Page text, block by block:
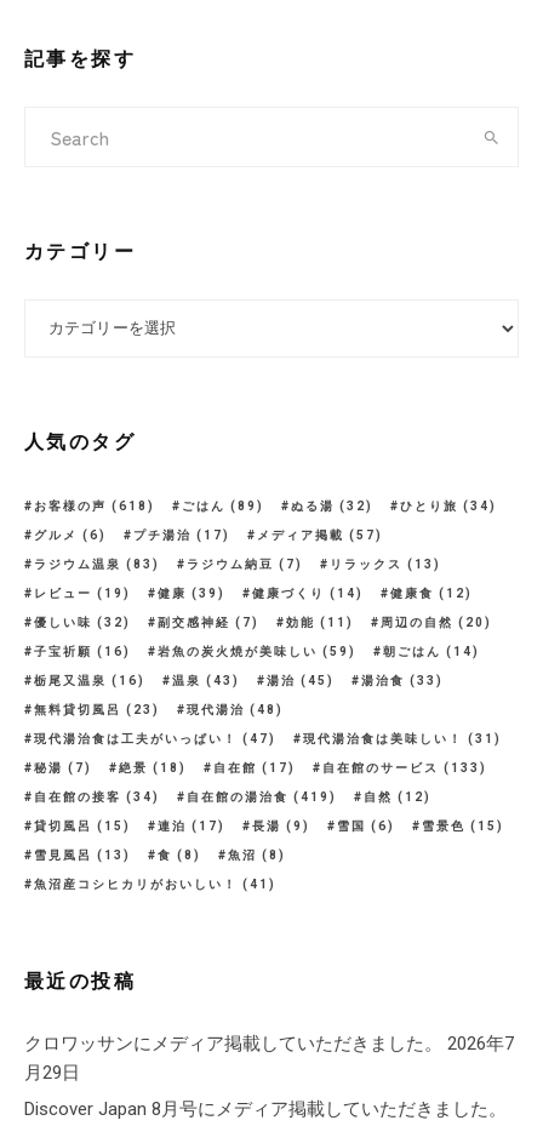
記事を探す
カテゴリー
人気のタグ
お客様の声 (618) ごはん (89) ぬる湯 (32) ひとり旅 (34)
グルメ (6) プチ湯治 (17) メディア掲載 (57)
ラジウム温泉 (83) ラジウム納豆 (7) リラックス (13)
レビュー (19) 健康 (39) 健康づくり (14) 健康食 (12)
優しい味 (32) 副交感神経 (7) 効能 (11) 周辺の自然 (20)
子宝祈願 (16) 岩魚の炭火焼が美味しい (59) 朝ごはん (14)
栃尾又温泉 (16) 温泉 (43) 湯治 (45) 湯治食 (33)
無料貸切風呂 (23) 現代湯治 (48)
現代湯治食は工夫がいっぱい！ (47) 現代湯治食は美味しい！ (31)
秘湯 (7) 絶景 (18) 自在館 (17) 自在館のサービス (133)
自在館の接客 (34) 自在館の湯治食 (419) 自然 (12)
貸切風呂 (15) 連泊 (17) 長湯 (9) 雪国 (6) 雪景色 (15)
雪見風呂 (13) 食 (8) 魚沼 (8)
魚沼産コシヒカリがおいしい！ (41)
最近の投稿
クロワッサンにメディア掲載していただきました。
2026年7
月29日
Discover Japan 8月号にメディア掲載していただきました。